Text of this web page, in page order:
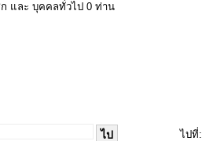
และ บุคคลทั่วไป 0 ท่าน
ไปที่: